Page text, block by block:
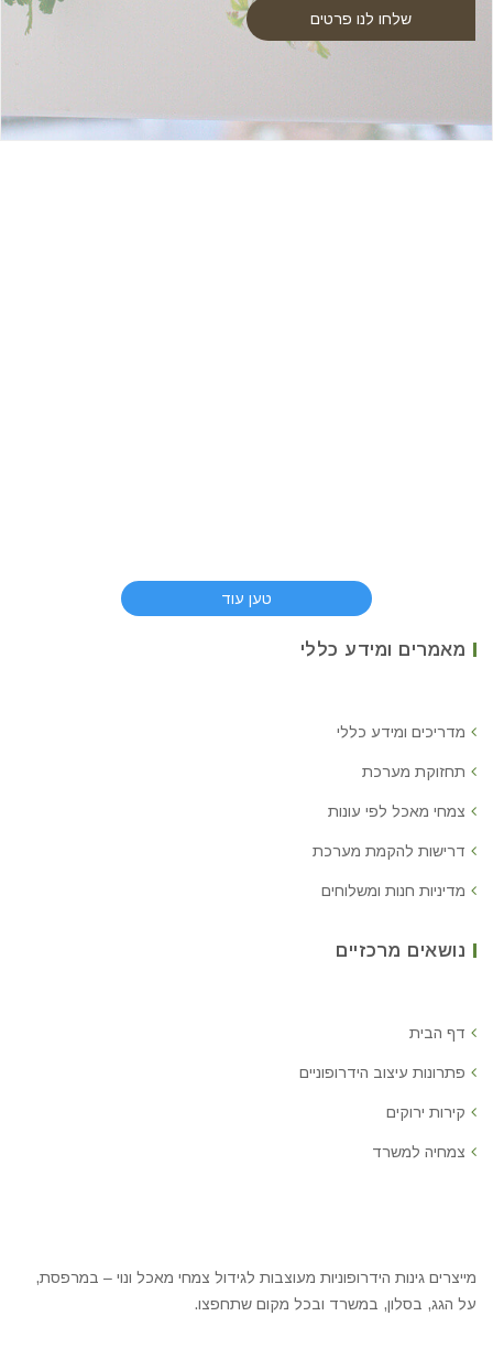
טען עוד
מאמרים ומידע כללי
מדריכים ומידע כללי
תחזוקת מערכת
צמחי מאכל לפי עונות
דרישות להקמת מערכת
מדיניות חנות ומשלוחים
נושאים מרכזיים
דף הבית
פתרונות עיצוב הידרופוניים
קירות ירוקים
צמחיה למשרד
מייצרים גינות הידרופוניות מעוצבות לגידול צמחי מאכל ונוי – במרפסת,
על הגג, בסלון, במשרד ובכל מקום שתחפצו.